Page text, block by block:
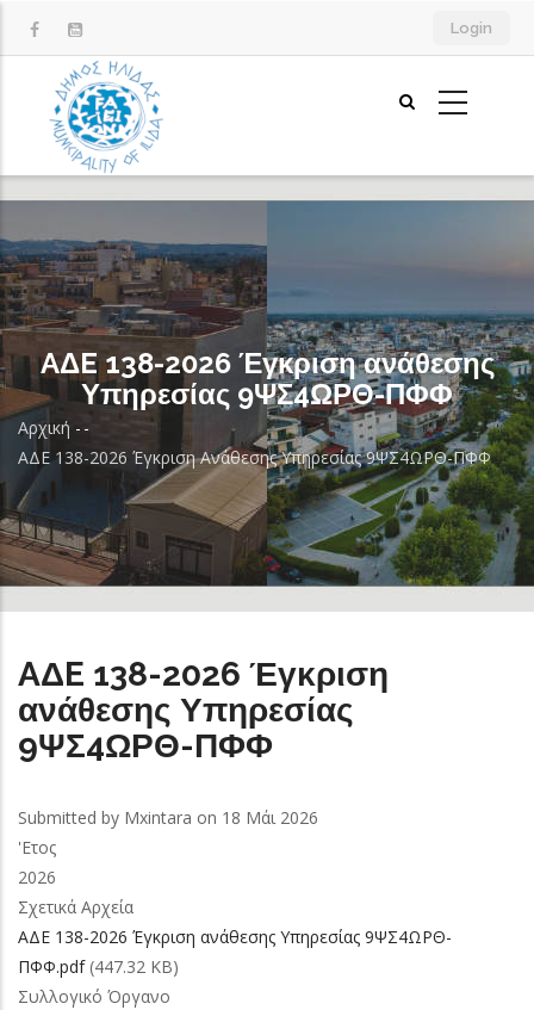
προς
περιεχόμενο
Login
AΔE 138-2026 Έγκριση ανάθεσης
Υπηρεσίας 9ΨΣ4ΩΡΘ-ΠΦΦ
Breadcrumb
Αρχική - -
AΔE 138-2026 Έγκριση Ανάθεσης Υπηρεσίας 9ΨΣ4ΩΡΘ-ΠΦΦ
AΔE 138-2026 Έγκριση
ανάθεσης Υπηρεσίας
9ΨΣ4ΩΡΘ-ΠΦΦ
Submitted by Mxintara on 18 Μάι 2026
'Ετος
2026
Σχετικά Αρχεία
AΔE 138-2026 Έγκριση ανάθεσης Υπηρεσίας 9ΨΣ4ΩΡΘ-
ΠΦΦ.pdf (447.32 KB)
Συλλογικό Όργανο